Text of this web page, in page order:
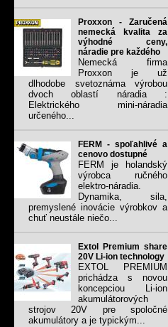
Proxxon - Zaručená
nemecká kvalita za
výhodné ceny,
náradie pre každého
Nemecká firma
Proxxon je už
dlhodobe svetoznáma výrobou
dvoch oblastí náradia :
Elektrického mini-náradia
určeného...
FERM - spoľahlivé a
cenovo dostupné
FERM je holandský
výrobca ručného
elektro-náradia.
Dynamika, sila,
premyslené inovácie výrobkov a
chuť neustále niečo...
Extol Premium share
20V Li-ion technology
EXTOL PREMIUM
prichádza s novou
koncepciou Li-ion
akumulátorových
strojov 20V pre spoločné
akumulátory a je typickým...